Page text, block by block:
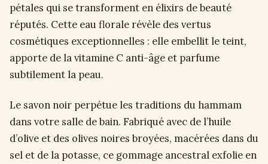
pétales qui se transforment en élixirs de beauté
réputés. Cette eau florale révèle des vertus
cosmétiques exceptionnelles : elle embellit le teint,
apporte de la vitamine C anti-âge et parfume
subtilement la peau.
Le savon noir perpétue les traditions du hammam
dans votre salle de bain. Fabriqué avec de l’huile
d’olive et des olives noires broyées, macérées dans du
sel et de la potasse, ce gommage ancestral exfolie en